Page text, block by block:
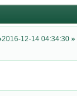
2016-12-14 04:34:30